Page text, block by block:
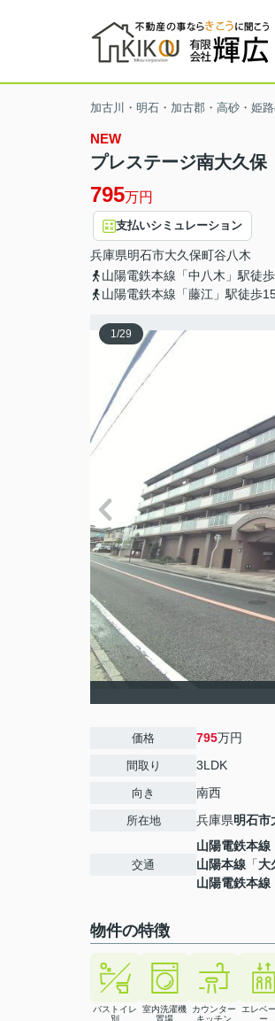
加古川・明石・加古郡・高砂・姫
NEW
プレステージ南大久
795万円
支払いシミュレーション
兵庫県明石市大久保町谷八木
山陽電鉄本線「中八木」駅徒
山陽電鉄本線「藤江」駅徒歩
1/29
価格 795万円
間取り 3LDK
向き 南西
所在地 兵庫県明石市
交通
山陽電鉄本線
山陽本線 「大
山陽電鉄本線
物件の特徴
バストイレ
別
室内洗濯機
置場
カウンター
キッチン
エレベ
ー